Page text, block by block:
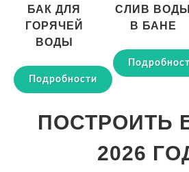
БАК ДЛЯ
ГОРЯЧЕЙ
ВОДЫ
Подробности
СЛИВ ВОДЫ
В БАНЕ
ПОСТРОИТЬ
2026